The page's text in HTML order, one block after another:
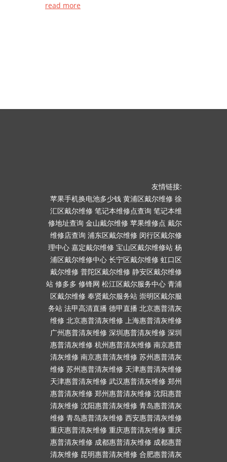
read more
友情链接:
苹果手机换电池多少钱 黄浦区戴尔维修 徐
汇区戴尔维修 笔记本维修点查询 笔记本维
修地址查询 金山戴尔维修 苹果维修点 戴尔
维修店查询 浦东区戴尔维修 闵行区戴尔修
理中心 嘉定戴尔维修 宝山区戴尔维修站 杨
浦区戴尔维修中心 长宁区戴尔维修 虹口区
戴尔维修 普陀区戴尔维修 静安区戴尔维修
站 修多多 修锋网 松江区戴尔服务中心 青浦
区戴尔维修 奉贤戴尔服务站 崇明区戴尔服
务站 法甲高清直播 德甲直播 北京惠普清灰
维修 北京惠普清灰维修 上海惠普清灰维修
广州惠普清灰维修 深圳惠普清灰维修 深圳
惠普清灰维修 杭州惠普清灰维修 南京惠普
清灰维修 南京惠普清灰维修 苏州惠普清灰
维修 苏州惠普清灰维修 天津惠普清灰维修
天津惠普清灰维修 武汉惠普清灰维修 郑州
惠普清灰维修 郑州惠普清灰维修 沈阳惠普
清灰维修 沈阳惠普清灰维修 青岛惠普清灰
维修 青岛惠普清灰维修 西安惠普清灰维修
重庆惠普清灰维修 重庆惠普清灰维修 重庆
惠普清灰维修 成都惠普清灰维修 成都惠普
清灰维修 昆明惠普清灰维修 合肥惠普清灰